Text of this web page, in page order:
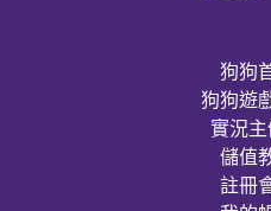
狗狗
狗狗遊
實況主
儲值
註冊